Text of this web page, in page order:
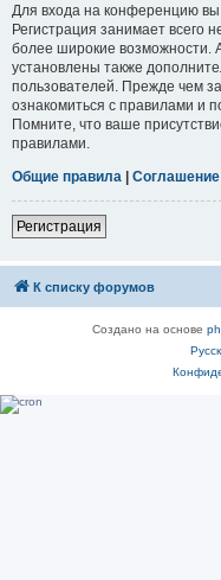
Для входа на конференцию
Регистрация занимает всего
более широкие возможности.
установлены также
пользователей. Прежде чем
ознакомиться с правилами и
Помните, что ваше
правилами.
Общие правила |
Регистрация
К списку форумов
Создано на основе